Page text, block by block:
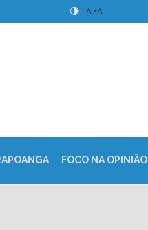
A +A -
FOCO NA OPINIÃO